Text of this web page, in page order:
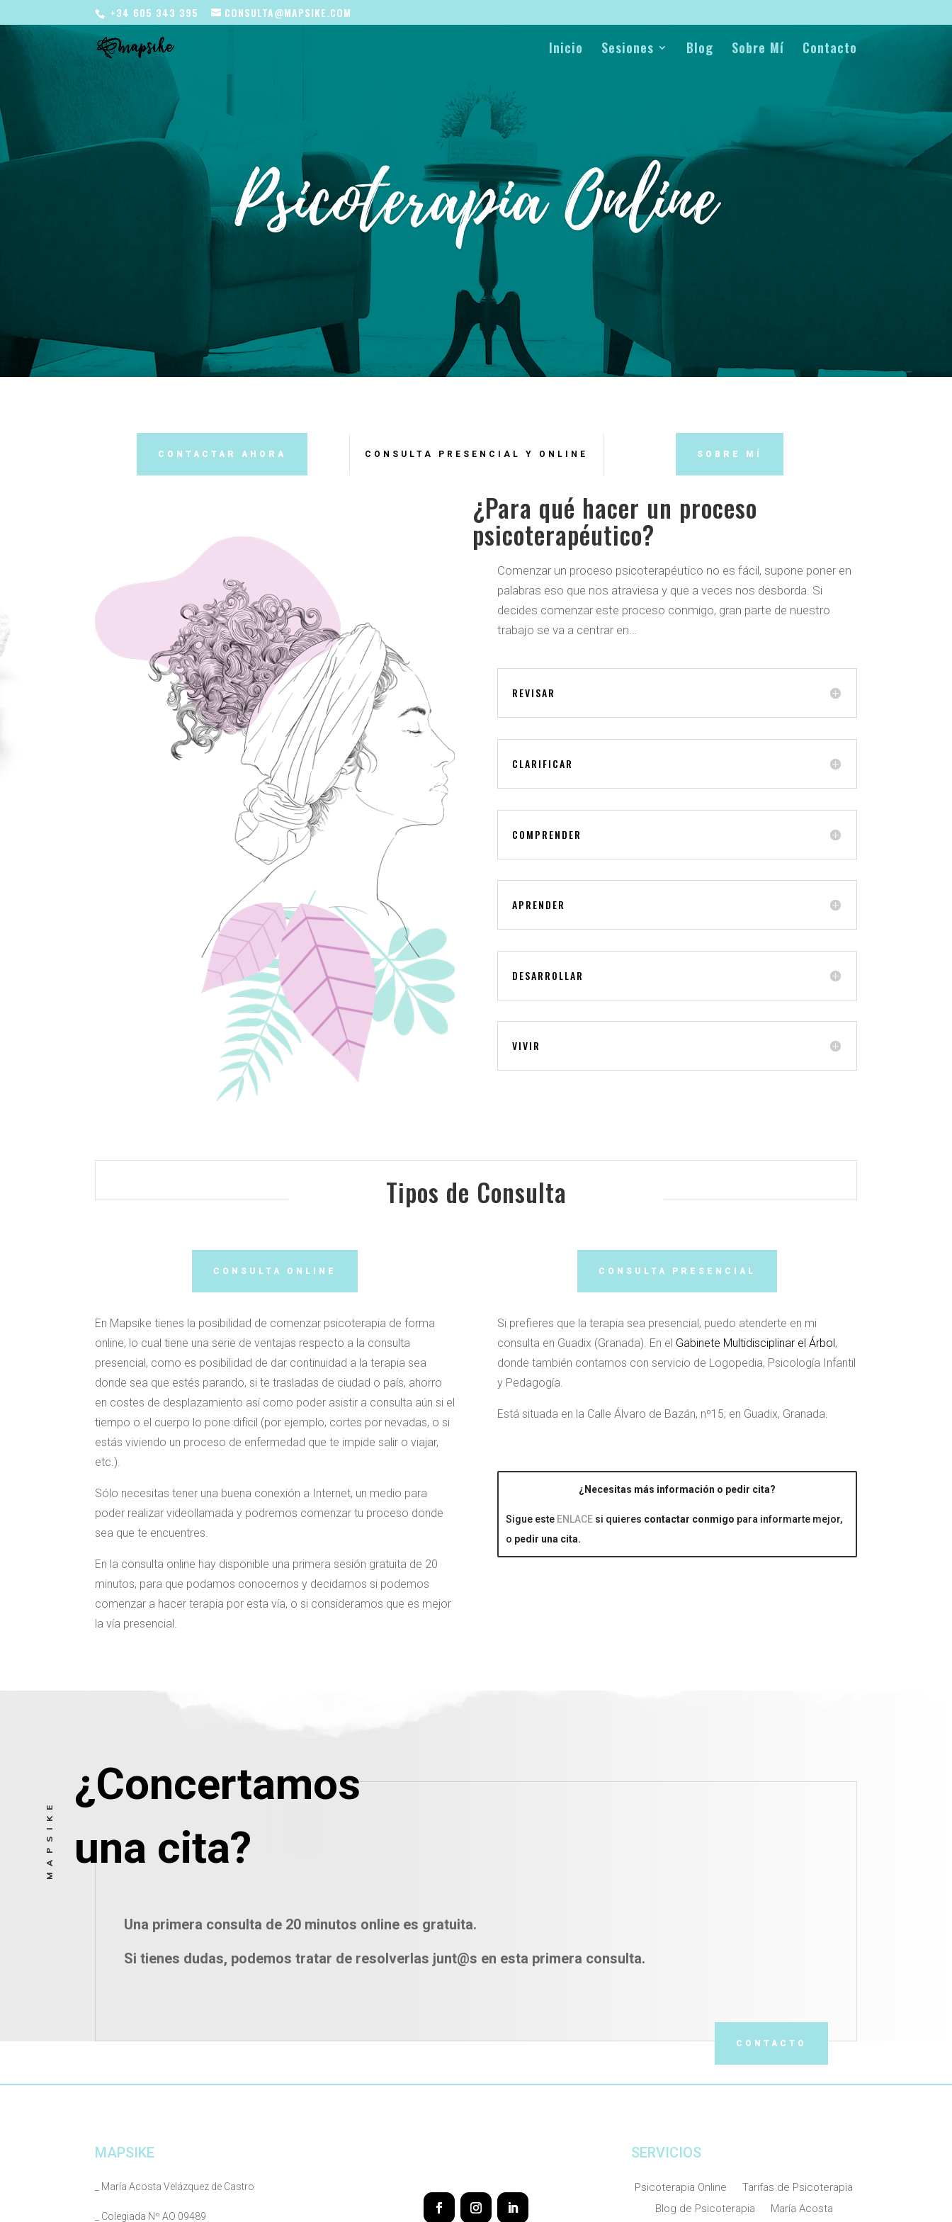
+34 605 343 395 CONSULTA@MAPSIKE.COM
Inicio Sesiones Blog Sobre Mí Contacto
Psicoterapia Online
CONTACTAR AHORA CONSULTA PRESENCIAL Y ONLINE SOBRE MÍ
¿Para qué hacer un proceso
psicoterapéutico?
Comenzar un proceso psicoterapéutico no es fácil, supone poner en
palabras eso que nos atraviesa y que a veces nos desborda. Si
decides comenzar este proceso conmigo, gran parte de nuestro
trabajo se va a centrar en…
REVISAR
CLARIFICAR
COMPRENDER
APRENDER
DESARROLLAR
VIVIR
Tipos de Consulta
CONSULTA ONLINE
En Mapsike tienes la posibilidad de comenzar psicoterapia de forma
online, lo cual tiene una serie de ventajas respecto a la consulta
presencial, como es posibilidad de dar continuidad a la terapia sea
donde sea que estés parando, si te trasladas de ciudad o país, ahorro
en costes de desplazamiento así como poder asistir a consulta aún si el
tiempo o el cuerpo lo pone difícil (por ejemplo, cortes por nevadas, o si
estás viviendo un proceso de enfermedad que te impide salir o viajar,
etc.).
Sólo necesitas tener una buena conexión a Internet, un medio para
poder realizar videollamada y podremos comenzar tu proceso donde
sea que te encuentres.
En la consulta online hay disponible una primera sesión gratuita de 20
minutos, para que podamos conocernos y decidamos si podemos
comenzar a hacer terapia por esta vía, o si consideramos que es mejor
la vía presencial.
CONSULTA PRESENCIAL
Si prefieres que la terapia sea presencial, puedo atenderte en mi
consulta en Guadix (Granada). En el Gabinete Multidisciplinar el Árbol,
donde también contamos con servicio de Logopedia, Psicología Infantil
y Pedagogía.
Está situada en la Calle Álvaro de Bazán, nº15; en Guadix, Granada.
¿Necesitas más información o pedir cita?
Sigue este ENLACEsi quieres contactar conmigo para informarte mejor,
o pedir una cita.
MAPSIKE
¿Concertamos
una cita?
Una primera consulta de 20 minutos online es gratuita.
Si tienes dudas, podemos tratar de resolverlas junt@s en esta primera consulta.
CONTACTO
MAPSIKE
_ María Acosta Velázquez de Castro
_ Colegiada Nº AO 09489
SERVICIOS
Psicoterapia Online
Tarifas de Psicoterapia
Blog de Psicoterapia
María Acosta